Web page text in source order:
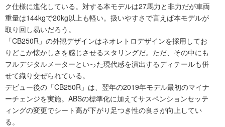
ク仕様に進化している。対する本モデルは27馬力と非力だが車両
重量は144kgで20kg以上も軽い。扱いやすさで言えば本モデルが
取り回し易いだろう。
「CB250R」の外観デザインはネオレトロデザインを採用してお
りどこか懐かしさを感じさせるスタリングだ。ただ、その中にも
フルデジタルメーターといった現代感を演出するディテールも併
せて織り交ぜられている。
デビュー後の「CB250R」は、翌年の2019年モデル最初のマイナ
ーチェンジを実施。ABSの標準化に加えてサスペンションセッテ
ィングの変更でシート高が下がり足つき性の良さが向上してい
る。